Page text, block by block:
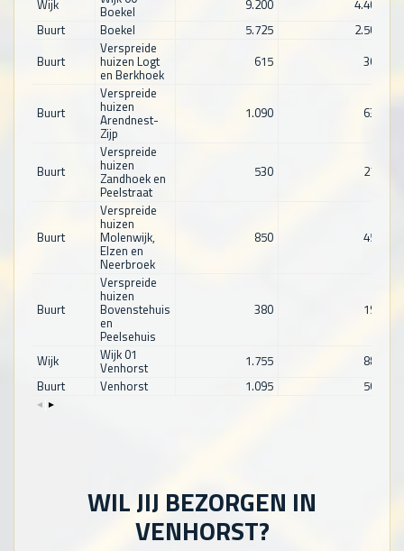
Wijk Boekel 9.200
4.405
Buurt
Boekel 5.725
2.500
Buurt
Verspreide
huizen Logt
en Berkhoek
615 365
Buurt
Verspreide
huizen
Arendnest-
Zijp
1.090 630
Buurt
Verspreide
huizen
Zandhoek en
Peelstraat
530 270
Buurt
Verspreide
huizen
Molenwijk,
Elzen en
Neerbroek
850 455
Buurt
Verspreide
huizen
Bovenstehuis
en
Peelsehuis
380 190
Wijk Wijk 01
Venhorst 1.755
880
Buurt
Venhorst 1.095 565
WIL JIJ BEZORGEN IN
VENHORST?